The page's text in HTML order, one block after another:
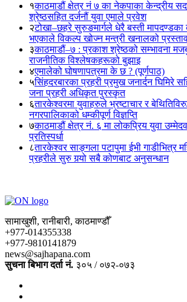
१काठमाडौं क्षेत्र नं ७ का नेकपाका केन्द्रीय
श्रेष्ठसहित दर्जनौं युवा एमाले प्रवेश
२टोखा–छहरे सुरुङमार्गले धेरै बस्ती मापदण्डका
भएकाले विकल्प खोज्न मन्त्री खनालको
३काठमाडौं–७ : प्रकाश श्रेष्ठको सम्भावना
राजनीतिक विश्लेषकहरूको बुझाइ
४एमालेको घोषणापत्रमा के छ ? (पूर्णपाठ)
५सिंहदरबारका प्रहरी प्रमुख जनार्दन घिमिरे
जना प्रहरी अधिकृत पुरस्कृत
६तारकेश्वरमा युवाहरुले भ्रष्टाचार र
नगरपालिकाको धम्कीपूर्ण विज्ञप्ति
७काठमाडौं क्षेत्र नं. ६ मा लोकप्रिय युवा
प्रतिस्पर्धा
८तारकेश्वर साङ्गला पटापुमा ईभी गाडीभित्र
प्रहरीले सुरु गर्‍यो सबै कोणबाट अनुसन्धान
सामाखुशी, रानीबारी, काठमाण्डौँ
+977-014355338
+977-9810141879
news@sajhapana.com
सुचना बिभाग दर्ता नं. ३०५ / ०७२-०७३